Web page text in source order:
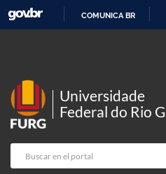
COMUNICA BR
Universidade
Federal do Rio